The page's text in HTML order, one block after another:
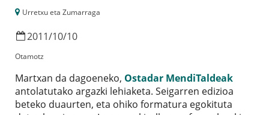
Urretxu eta Zumarraga
2011/10/10
Otamotz
Martxan da dagoeneko, Ostadar MendiTaldeak
antolatutako argazki lehiaketa. Seigarren edizioa
beteko duaurten, eta ohiko formatura egokituta